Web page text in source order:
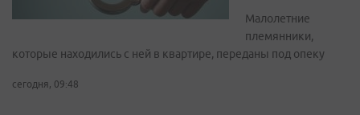
Малолетние
племянники,
которые находились с ней в квартире, переданы под опеку
сегодня, 09:48